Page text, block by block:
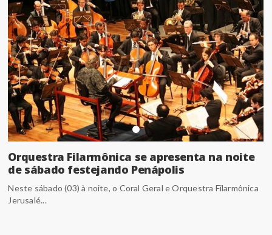
Orquestra Filarmônica se apresenta na noite
de sábado festejando Penápolis
Neste sábado (03) à noite, o Coral Geral e Orquestra Filarmônica
Jerusalé...